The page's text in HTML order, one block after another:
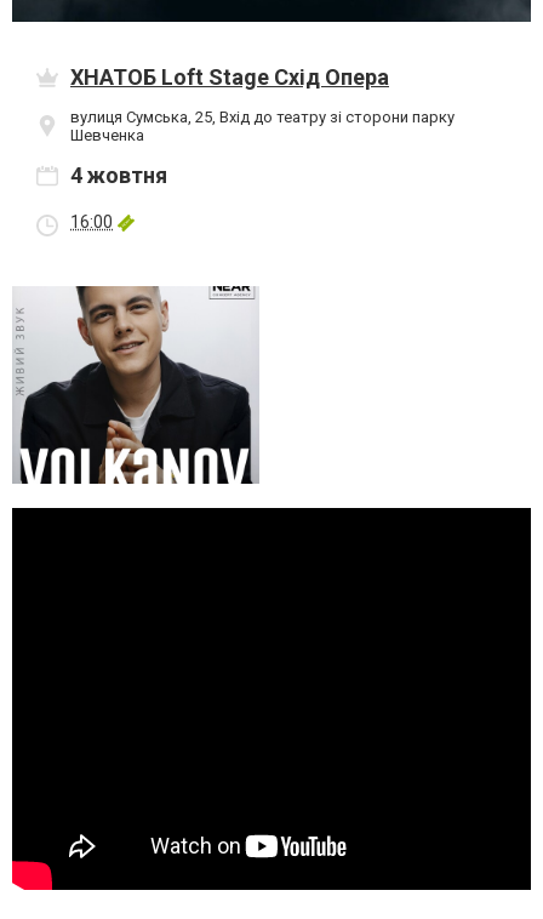
ХНАТОБ Loft Stage Схід Опера
вулиця Сумська, 25, Вхід до театру зі сторони парку
Шевченка
4 жовтня
16:00